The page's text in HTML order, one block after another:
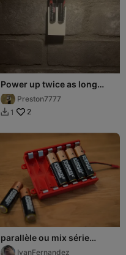
Power up twice as long
with one sleek dual AA
holder.Preston7777
 1 2
parallèle ou mix série
batterie à rechargeable
IvanFernandez